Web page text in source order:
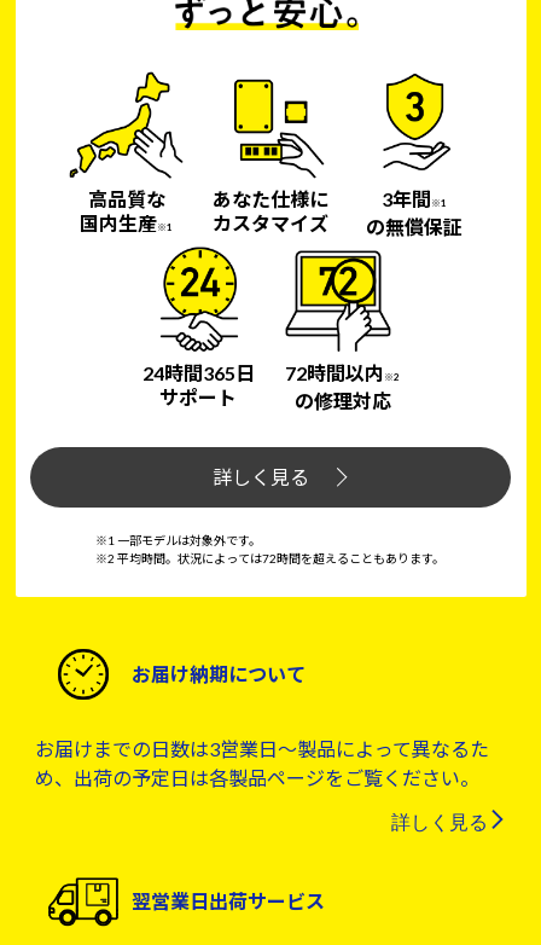
高品質な
国内生産※1
あなた仕様に
カスタマイズ
3年間 ※1
の無償保証
24時間365日
サポート
72時間以内 ※2
の修理対応
詳しく見る
※1 一部モデルは対象外です。
※2 平均時間。状況によっては72時間を超えることもあります。
お届け納期について
お届けまでの日数は3営業日～製品によって異なるた
め、出荷の予定日は各製品ページをご覧ください。
詳しく見る
翌営業日出荷サービス